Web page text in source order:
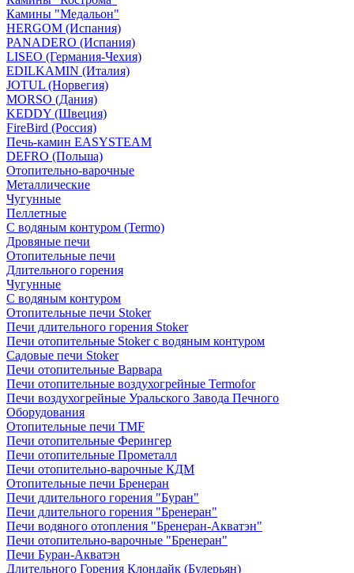
Камины "Медальон"
HERGOM (Испания)
PANADERO (Испания)
LISEO (Германия-Чехия)
EDILKAMIN (Италия)
JOTUL (Норвегия)
MORSO (Дания)
KEDDY (Швеция)
FireBird (Россия)
Печь-камин EASYSTEAM
DEFRO (Польша)
Отопительно-варочные
Металлические
Чугунные
Пеллетные
С водяным контуром (Termo)
Дровяные печи
Отопительные печи
Длительного горения
Чугунные
C водяным контуром
Отопительные печи Stoker
Печи длительного горения Stoker
Печи отопительные Stoker с водяным контуром
Садовые печи Stoker
Печи отопительные Варвара
Печи отопительные воздухогрейные Termofor
Печи воздухогрейные Уральского Завода Печного
Оборудования
Отопительные печи TMF
Печи отопительные Ферингер
Печи отопительные Прометалл
Печи отопительно-варочные КДМ
Отопительные печи Бренеран
Печи длительного горения "Буран"
Печи длительного горения "Бренеран"
Печи водяного отопления "Бренеран-Акватэн"
Печи отопительно-варочные "Бренеран"
Печи Буран-Акватэн
Длительного Горения Клондайк (Булерьян)